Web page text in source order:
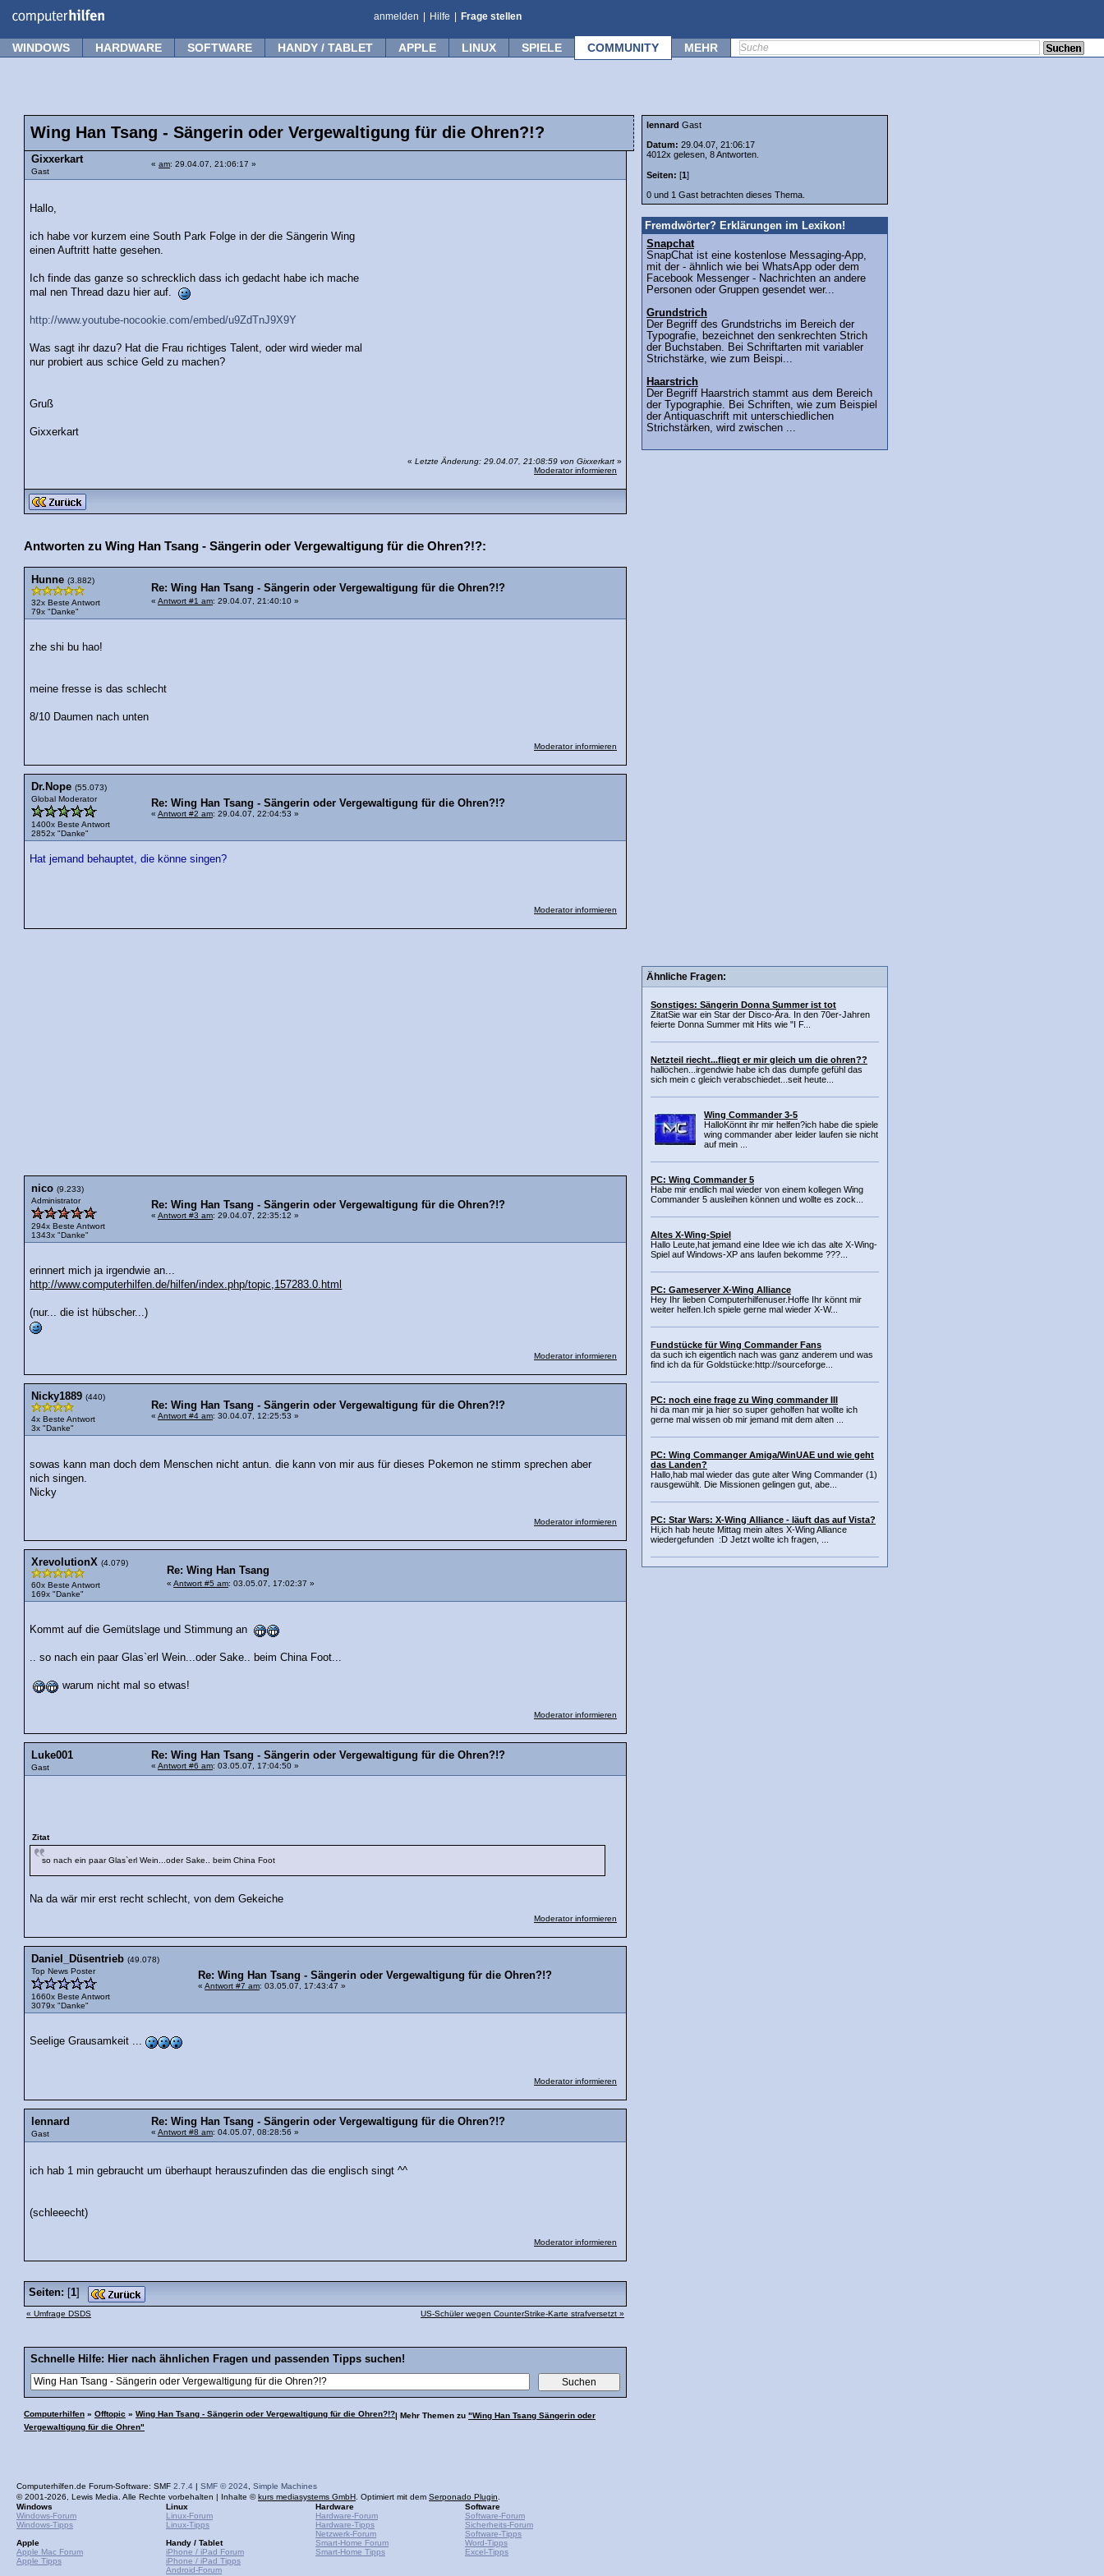
anmelden Hilfe Frage stellen
WINDOWS HARDWARE SOFTWARE HANDY / TABLET APPLE LINUX SPIELE COMMUNITY MEHR
Wing Han Tsang - Sängerin oder Vergewaltigung für die Ohren?!?
Gixxerkart
Gast
« am: 29.04.07, 21:06:17 »
Hallo,
ich habe vor kurzem eine South Park Folge in der die Sängerin Wing
einen Auftritt hatte gesehen.
Ich finde das ganze so schrecklich dass ich gedacht habe ich mache
mal nen Thread dazu hier auf.
http://www.youtube-nocookie.com/embed/u9ZdTnJ9X9Y
Was sagt ihr dazu? Hat die Frau richtiges Talent, oder wird wieder mal
nur probiert aus schice Geld zu machen?
Gruß
Gixxerkart
« Letzte Änderung: 29.04.07, 21:08:59 von Gixxerkart »
Moderator informieren
Antworten zu Wing Han Tsang - Sängerin oder Vergewaltigung für die Ohren?!?:
Hunne (3.882)
32x Beste Antwort
79x "Danke"
Re: Wing Han Tsang - Sängerin oder Vergewaltigung für die Ohren?!?
« Antwort #1 am: 29.04.07, 21:40:10 »
zhe shi bu hao!
meine fresse is das schlecht
8/10 Daumen nach unten
Moderator informieren
Dr.Nope (55.073)
Global Moderator
1400x Beste Antwort
2852x "Danke"
Re: Wing Han Tsang - Sängerin oder Vergewaltigung für die Ohren?!?
« Antwort #2 am: 29.04.07, 22:04:53 »
Hat jemand behauptet, die könne singen?
Moderator informieren
nico (9.233)
Administrator
294x Beste Antwort
1343x "Danke"
Re: Wing Han Tsang - Sängerin oder Vergewaltigung für die Ohren?!?
« Antwort #3 am: 29.04.07, 22:35:12 »
erinnert mich ja irgendwie an...
http://www.computerhilfen.de/hilfen/index.php/topic,157283.0.html
(nur... die ist hübscher...)
Moderator informieren
Nicky1889 (440)
4x Beste Antwort
3x "Danke"
Re: Wing Han Tsang - Sängerin oder Vergewaltigung für die Ohren?!?
« Antwort #4 am: 30.04.07, 12:25:53 »
sowas kann man doch dem Menschen nicht antun. die kann von mir aus für dieses Pokemon ne stimm sprechen aber
nich singen.
Nicky
Moderator informieren
XrevolutionX (4.079)
60x Beste Antwort
169x "Danke"
Re: Wing Han Tsang
« Antwort #5 am: 03.05.07, 17:02:37 »
Kommt auf die Gemütslage und Stimmung an
.. so nach ein paar Glas`erl Wein...oder Sake.. beim China Foot...
warum nicht mal so etwas!
Moderator informieren
Luke001
Gast
Re: Wing Han Tsang - Sängerin oder Vergewaltigung für die Ohren?!?
« Antwort #6 am: 03.05.07, 17:04:50 »
Zitat
so nach ein paar Glas`erl Wein...oder Sake.. beim China Foot
Na da wär mir erst recht schlecht, von dem Gekeiche
Moderator informieren
Daniel_Düsentrieb (49.078)
Top News Poster
1660x Beste Antwort
3079x "Danke"
Re: Wing Han Tsang - Sängerin oder Vergewaltigung für die Ohren?!?
« Antwort #7 am: 03.05.07, 17:43:47 »
Seelige Grausamkeit ...
Moderator informieren
lennard
Gast
Re: Wing Han Tsang - Sängerin oder Vergewaltigung für die Ohren?!?
« Antwort #8 am: 04.05.07, 08:28:56 »
ich hab 1 min gebraucht um überhaupt herauszufinden das die englisch singt ^^
(schleeecht)
Moderator informieren
Seiten: [1]
« Umfrage DSDS US-Schüler wegen CounterStrike-Karte strafversetzt »
Schnelle Hilfe: Hier nach ähnlichen Fragen und passenden Tipps suchen!
Computerhilfen » Offtopic » Wing Han Tsang - Sängerin oder Vergewaltigung für die Ohren?!?| Mehr Themen zu "Wing Han Tsang Sängerin oder
Vergewaltigung für die Ohren"
lennard Gast
Datum: 29.04.07, 21:06:17
4012x gelesen, 8 Antworten.
Seiten: [1]
0 und 1 Gast betrachten dieses Thema.
Fremdwörter? Erklärungen im Lexikon!
Snapchat
SnapChat ist eine kostenlose Messaging-App,
mit der - ähnlich wie bei WhatsApp oder dem
Facebook Messenger - Nachrichten an andere
Personen oder Gruppen gesendet wer...
Grundstrich
Der Begriff des Grundstrichs im Bereich der
Typografie, bezeichnet den senkrechten Strich
der Buchstaben. Bei Schriftarten mit variabler
Strichstärke, wie zum Beispi...
Haarstrich
Der Begriff Haarstrich stammt aus dem Bereich
der Typographie. Bei Schriften, wie zum Beispiel
der Antiquaschrift mit unterschiedlichen
Strichstärken, wird zwischen ...
Ähnliche Fragen:
Sonstiges: Sängerin Donna Summer ist tot
ZitatSie war ein Star der Disco-Ära. In den 70er-Jahren
feierte Donna Summer mit Hits wie "I F...
Netzteil riecht...fliegt er mir gleich um die ohren??
hallöchen...irgendwie habe ich das dumpfe gefühl das
sich mein c gleich verabschiedet...seit heute...
Wing Commander 3-5
HalloKönnt ihr mir helfen?ich habe die spiele
wing commander aber leider laufen sie nicht
auf mein ...
PC: Wing Commander 5
Habe mir endlich mal wieder von einem kollegen Wing
Commander 5 ausleihen können und wollte es zock...
Altes X-Wing-Spiel
Hallo Leute,hat jemand eine Idee wie ich das alte X-Wing-
Spiel auf Windows-XP ans laufen bekomme ???...
PC: Gameserver X-Wing Alliance
Hey Ihr lieben Computerhilfenuser.Hoffe Ihr könnt mir
weiter helfen.Ich spiele gerne mal wieder X-W...
Fundstücke für Wing Commander Fans
da such ich eigentlich nach was ganz anderem und was
find ich da für Goldstücke:http://sourceforge...
PC: noch eine frage zu Wing commander III
hi da man mir ja hier so super geholfen hat wollte ich
gerne mal wissen ob mir jemand mit dem alten ...
PC: Wing Commanger Amiga/WinUAE und wie geht
das Landen?
Hallo,hab mal wieder das gute alter Wing Commander (1)
rausgewühlt. Die Missionen gelingen gut, abe...
PC: Star Wars: X-Wing Alliance - läuft das auf Vista?
Hi,ich hab heute Mittag mein altes X-Wing Alliance
wiedergefunden :D Jetzt wollte ich fragen, ...
Computerhilfen.de Forum-Software: SMF 2.7.4 | SMF © 2024 Simple Machines
© 2001-2026, Lewis Media. Alle Rechte vorbehalten | Inhalte ©kurs mediasystems GmbH . Optimiert mit dem Serponado Plugin
Windows
Windows-Forum
Windows-Tipps
Apple
Apple Mac Forum
Apple Tipps
Linux
Linux-Forum
Linux-Tipps
Handy / Tablet
iPhone / iPad Forum
iPhone / iPad Tipps
Android-Forum
Hardware
Hardware-Forum
Hardware-Tipps
Netzwerk-Forum
Smart-Home Forum
Smart-Home Tipps
Software
Software-Forum
Sicherheits-Forum
Software-Tipps
Word-Tipps
Excel-Tipps